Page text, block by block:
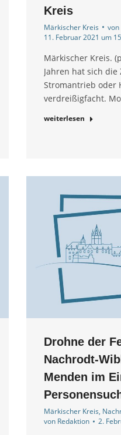
Kreis
Märkischer Kreis von
11. Februar 2021 um
Märkischer Kreis.
Jahren hat sich
Stromantrieb oder
verdreißigfacht.
weiterlesen
Drohne der
Nachrodt-
Menden im
Märkischer Kreis,
von Redaktion 2.